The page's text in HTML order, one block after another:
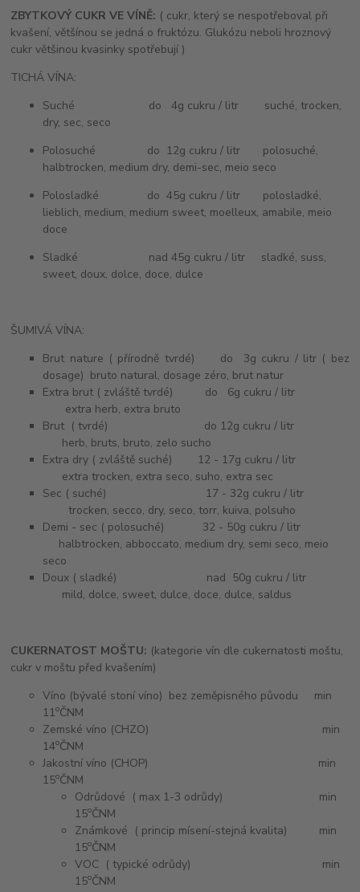
ZBYTKOVÝ CUKR VE VÍNĚ: ( cukr, který se nespotřeboval při
kvašení, většínou se jedná o fruktózu. Glukózu neboli hroznový
cukr většinou kvasinky spotřebují )
TICHÁ VÍNA:
Suché do 4g cukru / litr suché, trocken,
dry, sec, seco
Polosuché do 12g cukru / litr polosuché,
halbtrocken, medium dry, demi-sec, meio seco
Polosladké do 45g cukru / litr polosladké,
lieblich, medium, medium sweet, moelleux, amabile, meio
doce
Sladké nad 45g cukru / litr sladké, suss,
sweet, doux, dolce, doce, dulce
ŠUMIVÁ VÍNA:
Brut nature ( přírodně tvrdé) do 3g cukru / litr ( bez
dosage) bruto natural, dosage zéro, brut natur
Extra brut ( zvláště tvrdé) do 6g cukru / litr
extra herb, extra bruto
Brut ( tvrdé) do 12g cukru / litr
herb, bruts, bruto, zelo sucho
Extra dry ( zvláště suché) 12 - 17g cukru / litr
extra trocken, extra seco, suho, extra sec
Sec ( suché) 17 - 32g cukru / litr
trocken, secco, dry, seco, torr, kuiva, polsuho
Demi - sec ( polosuché) 32 - 50g cukru / litr
halbtrocken, abboccato, medium dry, semi seco, meio
seco
Doux ( sladké) nad 50g cukru / litr
mild, dolce, sweet, dulce, doce, dulce, saldus
CUKERNATOST MOŠTU: (kategorie vín dle cukernatosti moštu,
cukr v moštu před kvašením)
Víno (bývalé stoní víno) bez zeměpisného původu min
11oČNM
Zemské víno (CHZO) min
14oČNM
Jakostní víno (CHOP) min
15oČNM
Odrůdové ( max 1-3 odrůdy) min
15oČNM
Známkové ( princip mísení-stejná kvalita) min
15oČNM
VOC ( typické odrůdy) min
15oČNM